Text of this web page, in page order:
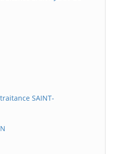
SAINT-